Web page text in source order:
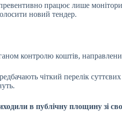
працює лише
новий тендер.
контролю коштів,
чіткий перелік
в публічну площину зі